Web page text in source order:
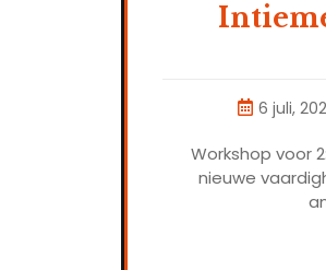
6 juli,
Workshop voor
nieuwe